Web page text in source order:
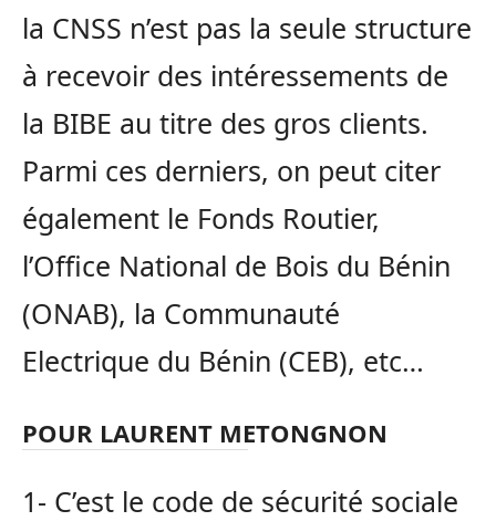
la CNSS n’est pas la seule structure
à recevoir des intéressements de
la BIBE au titre des gros clients.
Parmi ces derniers, on peut citer
également le Fonds Routier,
l’Office National de Bois du Bénin
(ONAB), la Communauté
Electrique du Bénin (CEB), etc…
POUR LAURENT METONGNON
1- C’est le code de sécurité sociale